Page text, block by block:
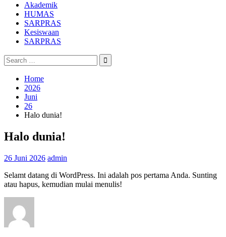
Akademik
HUMAS
SARPRAS
Kesiswaan
SARPRAS
Search
for:
Home
2026
Juni
26
Halo dunia!
Halo dunia!
26 Juni 2026 admin
Selamt datang di WordPress. Ini adalah pos pertama Anda. Sunting
atau hapus, kemudian mulai menulis!